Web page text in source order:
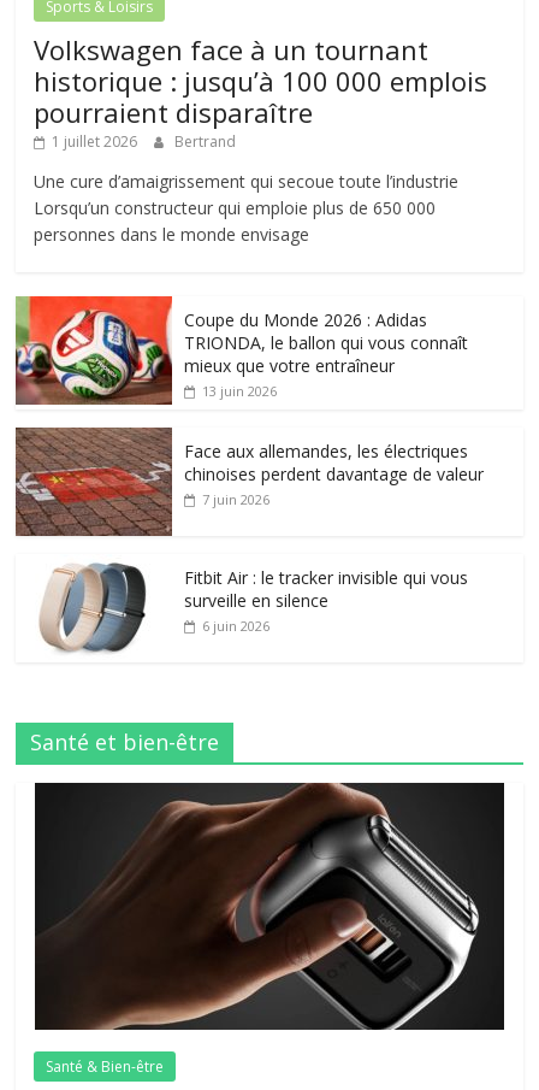
Sports & Loisirs
Volkswagen face à un tournant
historique : jusqu’à 100 000 emplois
pourraient disparaître
1 juillet 2026 Bertrand
Une cure d’amaigrissement qui secoue toute l’industrie
Lorsqu’un constructeur qui emploie plus de 650 000
personnes dans le monde envisage
Coupe du Monde 2026 : Adidas
TRIONDA, le ballon qui vous connaît
mieux que votre entraîneur
13 juin 2026
Face aux allemandes, les électriques
chinoises perdent davantage de valeur
7 juin 2026
Fitbit Air : le tracker invisible qui vous
surveille en silence
6 juin 2026
Santé et bien-être
Santé & Bien-être